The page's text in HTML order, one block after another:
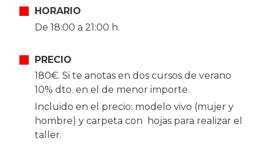
HORARIO
De 18:00 a 21:00 h.
PRECIO
180€. Si te anotas en dos cursos de verano
10% dto. en el de menor importe.
Incluido en el precio: modelo vivo (mujer y
hombre) y carpeta con hojas para realizar el
taller.